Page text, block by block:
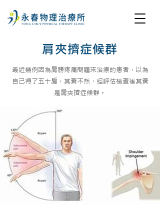
肩夾擠症候群
最近幾例因為肩膀疼痛問題來治療的患者，以為
自己得了五十肩，其實不然，經評估檢查後其實
是肩夾擠症候群。